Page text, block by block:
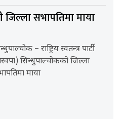
जिल्ला सभापतिमा माया
– राष्ट्रिय स्वतन्त्र पार्टी
सिन्धुपाल्चोकको जिल्ला
माया